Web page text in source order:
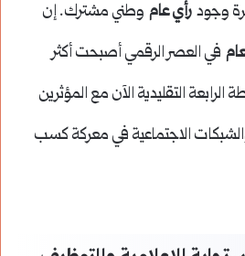
وجود رأي عام وطني مشترك. إن
في العصر الرقمي أصبحت أكثر
التقليدية الآن مع المؤثرين
الاجتماعية في معركة كسب